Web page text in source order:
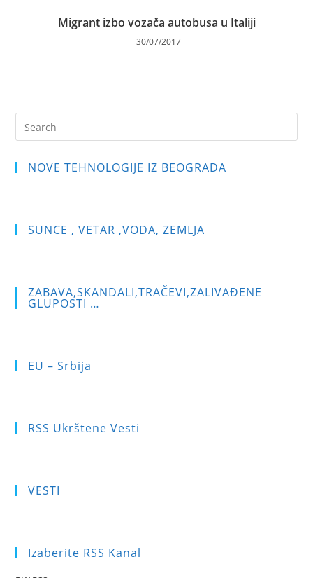
Migrant izbo vozača autobusa u Italiji
30/07/2017
NOVE TEHNOLOGIJE IZ BEOGRADA
SUNCE , VETAR ,VODA, ZEMLJA
ZABAVA,SKANDALI,TRAČEVI,ZALIVAĐENE
GLUPOSTI …
EU – Srbija
RSS Ukrštene Vesti
VESTI
Izaberite RSS Kanal